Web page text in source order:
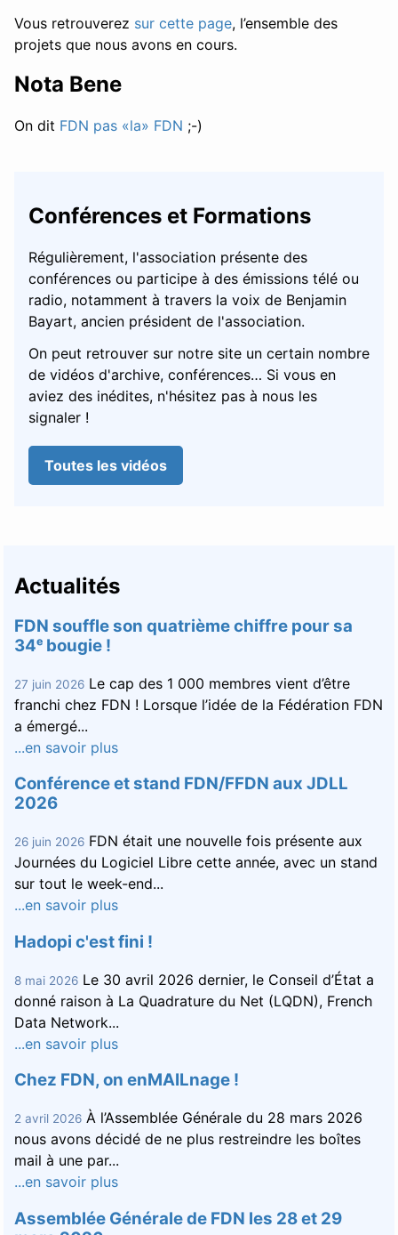
Vous retrouverez sur cette page, l’ensemble des
projets que nous avons en cours.
Nota Bene
On dit FDN pas «la» FDN ;-)
Conférences et Formations
Régulièrement, l'association présente des
conférences ou participe à des émissions télé ou
radio, notamment à travers la voix de Benjamin
Bayart, ancien président de l'association.
On peut retrouver sur notre site un certain nombre
de vidéos d'archive, conférences… Si vous en
aviez des inédites, n'hésitez pas à nous les
signaler !
Toutes les vidéos
Actualités
FDN souffle son quatrième chiffre pour sa
34ᵉ bougie !
27 juin 2026 Le cap des 1 000 membres vient d’être
franchi chez FDN ! Lorsque l’idée de la Fédération FDN
a émergé...
...en savoir plus
Conférence et stand FDN/FFDN aux JDLL
2026
26 juin 2026 FDN était une nouvelle fois présente aux
Journées du Logiciel Libre cette année, avec un stand
sur tout le week-end...
...en savoir plus
Hadopi c'est fini !
8 mai 2026 Le 30 avril 2026 dernier, le Conseil d’État a
donné raison à La Quadrature du Net (LQDN), French
Data Network...
...en savoir plus
Chez FDN, on enMAILnage !
2 avril 2026 À l’Assemblée Générale du 28 mars 2026
nous avons décidé de ne plus restreindre les boîtes
mail à une par...
...en savoir plus
Assemblée Générale de FDN les 28 et 29